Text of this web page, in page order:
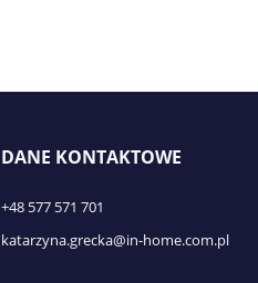
DANE KONTAKTOWE
+48 577 571 701
katarzyna.grecka@in-home.com.pl